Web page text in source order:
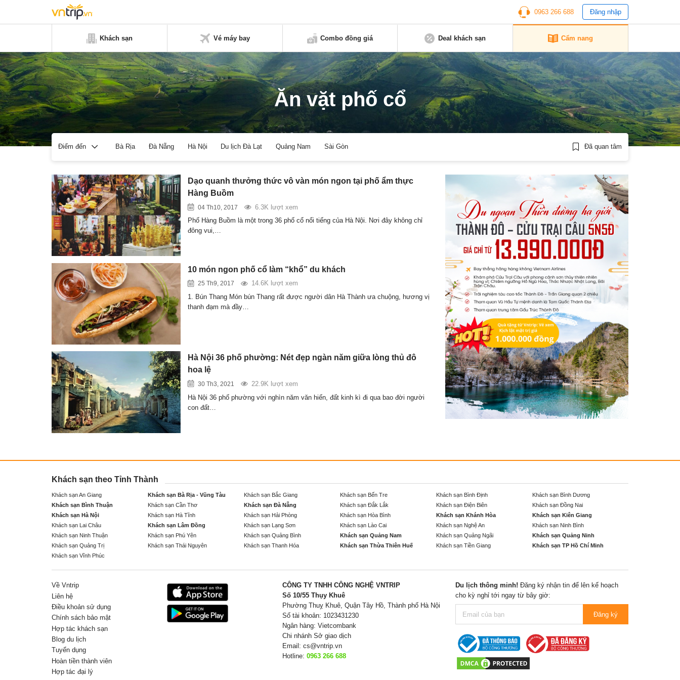
0963 266 688 Đăng nhập
Khách sạn Vé máy bay Combo đồng giá Deal khách sạn Cẩm nang
Ăn vặt phố cổ
Điểm đến Bà Rịa Đà Nẵng Hà Nội Du lịch Đà Lạt Quảng Nam Sài Gòn Đã quan tâm
Dạo quanh thưởng thức vô vàn món ngon tại phố ẩm thực
Hàng Buồm
04 Th10, 2017
6.3K lượt xem
Phố Hàng Buồm là một trong 36 phố cổ nổi tiếng của Hà Nội. Nơi đây không chỉ
đông vui,…
10 món ngon phố cổ làm “khổ” du khách
25 Th9, 2017
14.6K lượt xem
1. Bún Thang Món bún Thang rất được người dân Hà Thành ưa chuộng, hương vị
thanh đạm mà đầy…
Hà Nội 36 phố phường: Nét đẹp ngàn năm giữa lòng thủ đô
hoa lệ
30 Th3, 2021
22.9K lượt xem
Hà Nội 36 phố phường với nghìn năm văn hiến, đất kinh kì đi qua bao đời người
con đất…
Khách sạn theo Tỉnh Thành
Khách sạn An Giang Khách sạn Bà Rịa - Vũng Tàu Khách sạn Bắc Giang Khách sạn Bến Tre Khách sạn Bình Định
Khách sạn Bình Dương
Khách sạn Bình Thuận
Khách sạn Cần Thơ Khách sạn Đà Nẵng Khách sạn Đắk Lắk Khách sạn Điện Biên
Khách sạn Đồng Nai
Khách sạn Hà Nội
Khách sạn Hà Tĩnh Khách sạn Hải Phòng Khách sạn Hòa Bình Khách sạn Khánh Hòa
Khách sạn Kiên Giang
Khách sạn Lai Châu
Khách sạn Lâm Đồng Khách sạn Lạng Sơn Khách sạn Lào Cai Khách sạn Nghệ An
Khách sạn Ninh Bình
Khách sạn Ninh Thuận
Khách sạn Phú Yên Khách sạn Quảng Bình Khách sạn Quảng Nam Khách sạn Quảng Ngãi
Khách sạn Quảng Ninh
Khách sạn Quảng Trị
Khách sạn Thái Nguyên Khách sạn Thanh Hóa Khách sạn Thừa Thiên Huế Khách sạn Tiền Giang
Khách sạn TP Hồ Chí Minh
Khách sạn Vĩnh Phúc
Về Vntrip
Liên hệ
Điều khoản sử dụng
Chính sách bảo mật
Hợp tác khách sạn
Blog du lịch
Tuyển dụng
Hoàn tiền thành viên
Hợp tác đại lý
CÔNG TY TNHH CÔNG NGHỆ VNTRIP
Số 10/55 Thụy Khuê
Phường Thuỵ Khuê, Quận Tây Hồ, Thành phố Hà Nội
Số tài khoản: 1023431230
Ngân hàng: Vietcombank
Chi nhánh Sở giao dịch
Email: cs@vntrip.vn
Hotline: 0963 266 688
Du lịch thông minh! Đăng ký nhận tin để lên kế hoạch
cho kỳ nghỉ tới ngay từ bây giờ:
Đăng ký